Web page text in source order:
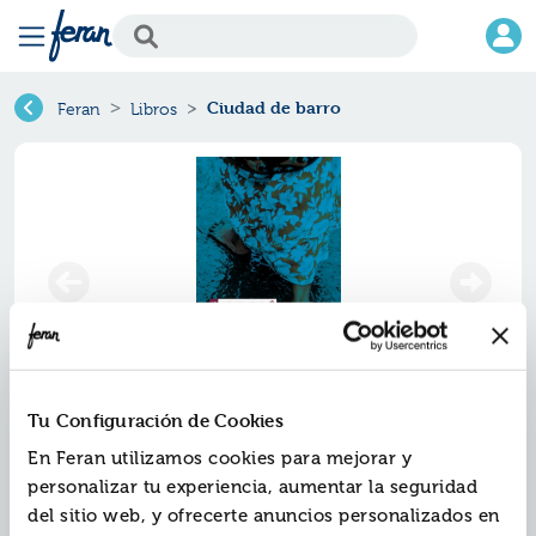
Tu Configuración de Cookies
En Feran utilizamos cookies para mejorar y
personalizar tu experiencia, aumentar la seguridad
del sitio web, y ofrecerte anuncios personalizados en
Feran Libros Ciudad de barro
Ref.ZED-AN120
ISBN:9788426373748